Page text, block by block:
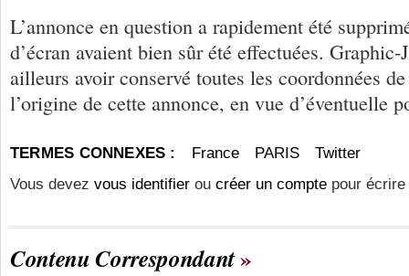
L’annonce en question a rapidement été
d’écran avaient bien sûr été effectuées. Graphic-
ailleurs avoir conservé toutes les coordonnées
l’origine de cette annonce, en vue d’éventuelle
TERMES CONNEXES : France PARIS
Twitter
Vous devez vous identifier ou créer un compte pour
Contenu Correspondant